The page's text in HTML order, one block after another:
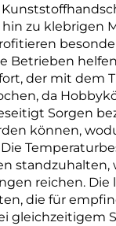
zu klebrigen
Betrieben
der mit dem
da
Sorgen
können,
standzuhalten,
reichen. Die
die für
gleichzeitigem